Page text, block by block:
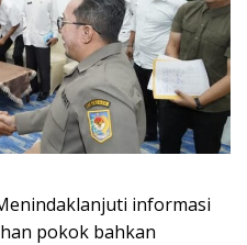
informasi
pokok bahkan